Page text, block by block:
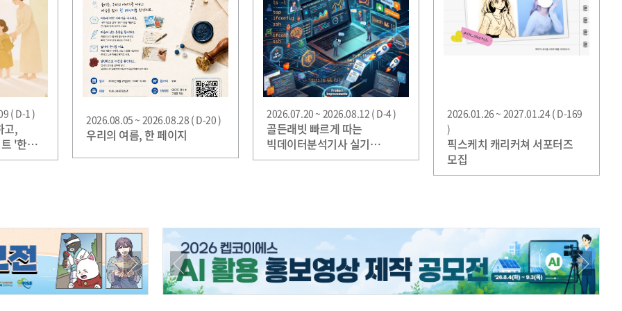
( D-1 )
고,
'한
2026.08.05 ~ 2026.08.28 ( D-20 )
우리의 여름, 한 페이지
2026.07.20 ~ 2026.08.12 ( D-4 )
골든래빗 빠르게 따는
빅데이터분석기사 실기
(Python) 베타리더 30명 한정
2026.01.26 ~ 2027.01.24 ( D-169
)
픽스케치 캐리커쳐 서포터즈
모집